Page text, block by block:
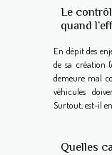
Le
quand
En dépit des
de sa création
demeure mal
véhicules
Surtout, est-il
Quelles